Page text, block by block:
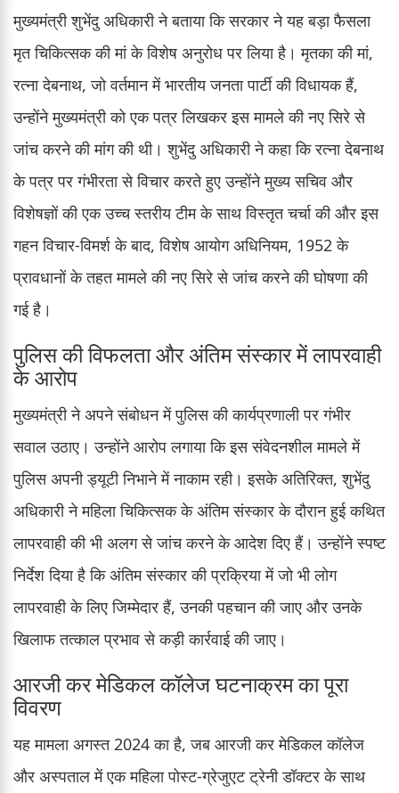
मुख्यमंत्री शुभेंदु अधिकारी ने बताया कि सरकार ने यह बड़ा फैसला
मृत चिकित्सक की मां के विशेष अनुरोध पर लिया है। मृतका की मां,
रत्ना देबनाथ, जो वर्तमान में भारतीय जनता पार्टी की विधायक हैं,
उन्होंने मुख्यमंत्री को एक पत्र लिखकर इस मामले की नए सिरे से
जांच करने की मांग की थी। शुभेंदु अधिकारी ने कहा कि रत्ना देबनाथ
के पत्र पर गंभीरता से विचार करते हुए उन्होंने मुख्य सचिव और
विशेषज्ञों की एक उच्च स्तरीय टीम के साथ विस्तृत चर्चा की और इस
गहन विचार-विमर्श के बाद, विशेष आयोग अधिनियम, 1952 के
प्रावधानों के तहत मामले की नए सिरे से जांच करने की घोषणा की
गई है।
पुलिस की विफलता और अंतिम संस्कार में लापरवाही
के आरोप
मुख्यमंत्री ने अपने संबोधन में पुलिस की कार्यप्रणाली पर गंभीर
सवाल उठाए। उन्होंने आरोप लगाया कि इस संवेदनशील मामले में
पुलिस अपनी ड्यूटी निभाने में नाकाम रही। इसके अतिरिक्त, शुभेंदु
अधिकारी ने महिला चिकित्सक के अंतिम संस्कार के दौरान हुई कथित
लापरवाही की भी अलग से जांच करने के आदेश दिए हैं। उन्होंने स्पष्ट
निर्देश दिया है कि अंतिम संस्कार की प्रक्रिया में जो भी लोग
लापरवाही के लिए जिम्मेदार हैं, उनकी पहचान की जाए और उनके
खिलाफ तत्काल प्रभाव से कड़ी कार्रवाई की जाए।
आरजी कर मेडिकल कॉलेज घटनाक्रम का पूरा
विवरण
यह मामला अगस्त 2024 का है, जब आरजी कर मेडिकल कॉलेज
और अस्पताल में एक महिला पोस्ट-ग्रेजुएट ट्रेनी डॉक्टर के साथ